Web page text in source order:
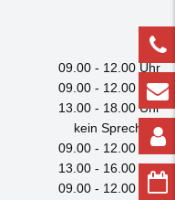
09.00 - 12.00 Uhr
09.00 - 12.00 Uhr
13.00 - 18.00 Uhr
kein Sprechtag
09.00 - 12.00 Uhr
13.00 - 16.00 Uhr
09.00 - 12.00 Uhr